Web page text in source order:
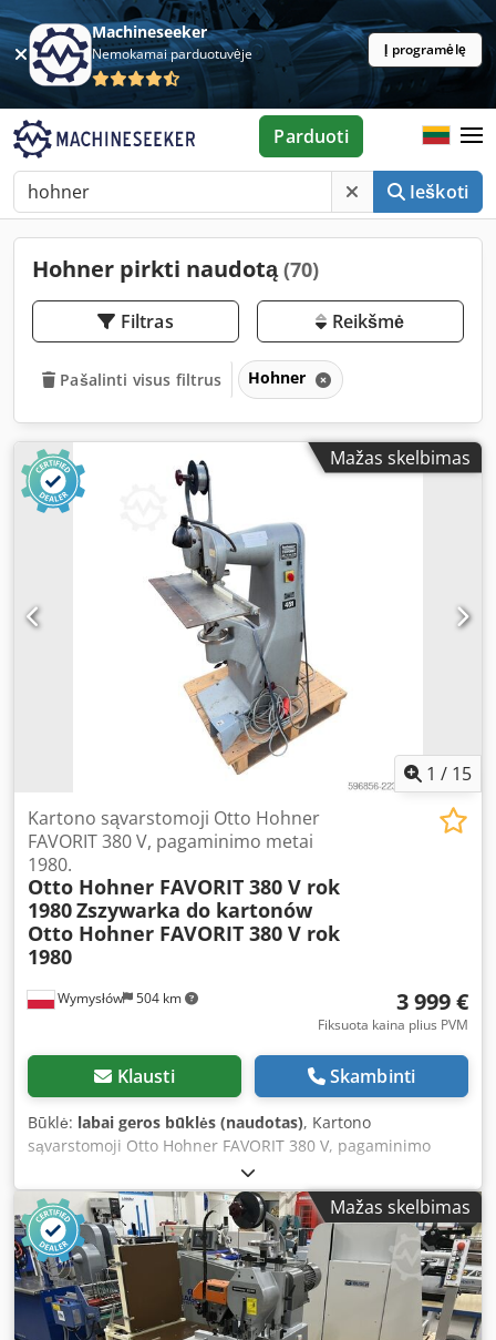
Machineseeker
Nemokamai parduotuvėje Į programėlę
Ieškoti
Parduoti
Hohner pirkti naudotą(70)
Filtras Reikšmė
Pašalinti visus filtrus Hohner
Mažas skelbimas
1 / 15
Wymysłów 504 km
Kartono sąvarstomoji Otto Hohner
FAVORIT 380 V, pagaminimo metai
1980.
Otto Hohner FAVORIT 380 V rok
1980Zszywarka do kartonów
Otto Hohner FAVORIT 380 V rok
1980
3 999 €
Fiksuota kaina plius PVM
Klausti Skambinti
Būklė: labai geros būklės (naudotas), Kartono
sąvarstomoji Otto Hohner FAVORIT 380 V, pagaminimo
metai 1980. Dwjdpfjzlur Nex Aqrsa
Mažas skelbimas